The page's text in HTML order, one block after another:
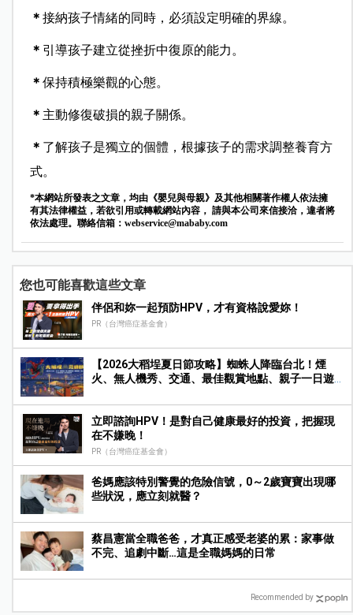
＊ 接納孩子情緒的同時，必須設定明確的界線。
＊ 引導孩子建立從挫折中復原的能力。
＊ 保持積極樂觀的心態。
＊ 主動修復破損的親子關係。
＊ 了解孩子是獨立的個體，根據孩子的需求調整養育方
式。
*本網站所發表之文章，均由《嬰兒與母親》及其他相關著作權人依法擁
有其法律權益，若欲引用或轉載網站內容， 請與本公司來信接洽，違者將
依法處理。聯絡信箱： webservice@mababy.com
您也可能喜歡這些文章
伴侶和妳一起預防HPV，才有資格說愛妳！
PR（台灣癌症基金會）
【2026大稻埕夏日節攻略】蜘蛛人降臨台北！煙
火、無人機秀、交通、最佳觀賞地點、親子一日遊
立即諮詢HPV！是對自己健康最好的投資，把握現
在不嫌晚！
PR（台灣癌症基金會）
爸媽應該特別警覺的危險信號，0～2歲寶寶出現哪
些狀況，應立刻就醫？
蔡昌憲當全職爸爸，才真正感受老婆的累：家事做
不完、追劇中斷…這是全職媽媽的日常
Recommended by